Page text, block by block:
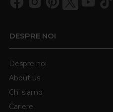
DESPRE NOI
Despre noi
About us
Chi siamo
Cariere